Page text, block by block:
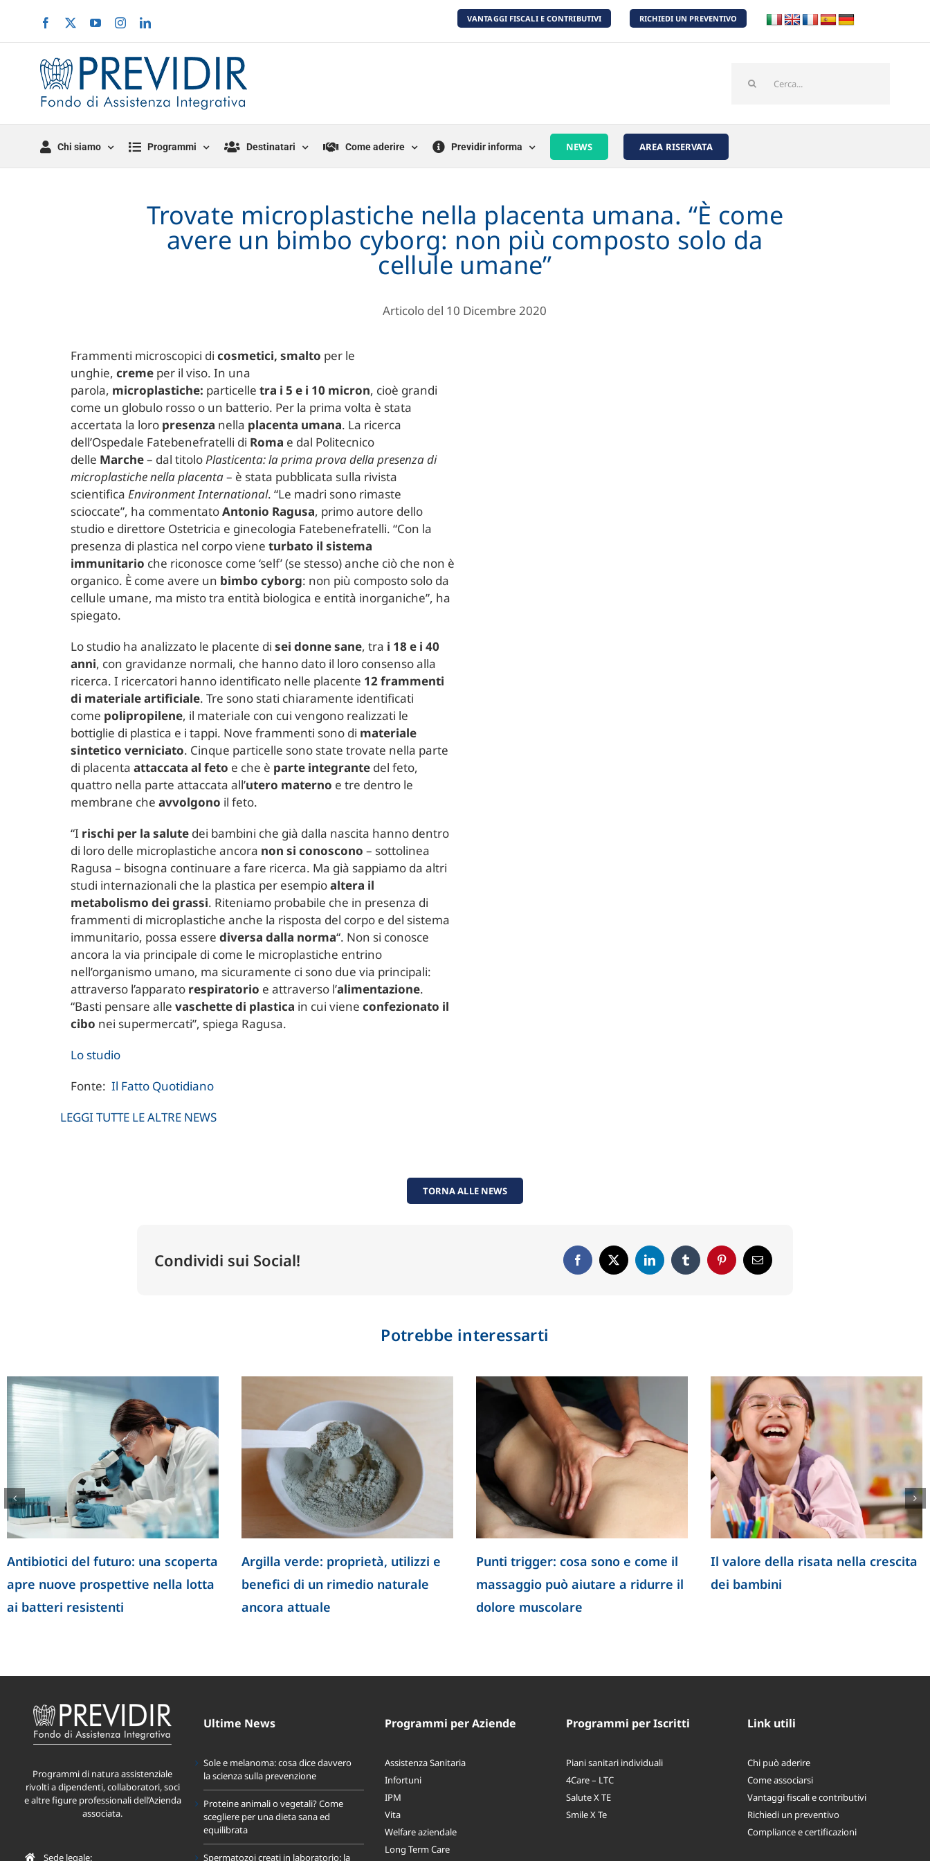
contenuto
Facebook
X YouTubeInstagramLinkedIn VANTAGGI FISCALI E CONTRIBUTIVI RICHIEDI UN PREVENTIVO
per:
Chi siamo Programmi Destinatari Come aderire Previdir informa NEWS AREA RISERVATA
Trovate microplastiche nella placenta umana. “È come
avere un bimbo cyborg: non più composto solo da
cellule umane”
Articolo del 10 Dicembre 2020
Frammenti microscopici di cosmetici, smalto per le
unghie, creme per il viso. In una
parola, microplastiche: particelle tra i 5 e i 10 micron, cioè grandi
come un globulo rosso o un batterio. Per la prima volta è stata
accertata la loro presenza nella placenta umana. La ricerca
dell’Ospedale Fatebenefratelli di Roma e dal Politecnico
delle Marche– dal titoloPlasticenta: la prima prova della presenza di
microplastiche nella placenta– è stata pubblicata sulla rivista
scientifica Environment International. “Le madri sono rimaste
scioccate”, ha commentatoAntonio Ragusa, primo autore dello
studio e direttore Ostetricia e ginecologia Fatebenefratelli. “Con la
presenza di plastica nel corpo viene turbato il sistema
immunitario che riconosce come ‘self’ (se stesso) anche ciò che non è
organico. È come avere un bimbo cyborg: non più composto solo da
cellule umane, ma misto tra entità biologica e entità inorganiche”, ha
spiegato.
Lo studio ha analizzato le placente di sei donne sane, tra i 18 e i 40
anni, con gravidanze normali, che hanno dato il loro consenso alla
ricerca. I ricercatori hanno identificato nelle placente 12 frammenti
di materiale artificiale. Tre sono stati chiaramente identificati
come polipropilene, il materiale con cui vengono realizzati le
bottiglie di plastica e i tappi. Nove frammenti sono di materiale
sintetico verniciato. Cinque particelle sono state trovate nella parte
di placenta attaccata al feto e che è parte integrante del feto,
quattro nella parte attaccata all’utero materno e tre dentro le
membrane che avvolgono il feto.
“I rischi per la salute dei bambini che già dalla nascita hanno dentro
di loro delle microplastiche ancora non si conoscono – sottolinea
Ragusa – bisogna continuare a fare ricerca. Ma già sappiamo da altri
studi internazionali che la plastica per esempioaltera il
metabolismo dei grassi. Riteniamo probabile che in presenza di
frammenti di microplastiche anche la risposta del corpo e del sistema
immunitario, possa essere diversa dalla norma“. Non si conosce
ancora la via principale di come le microplastiche entrino
nell’organismo umano, ma sicuramente ci sono due via principali:
attraverso l’apparato respiratorio e attraverso l’alimentazione.
“Basti pensare alle vaschette di plastica in cui viene confezionato il
cibo nei supermercati”, spiega Ragusa.
Lo studio
Fonte: Il Fatto Quotidiano
LEGGI TUTTE LE ALTRE NEWS
TORNA ALLE NEWS
Condividi sui Social!
Potrebbe interessarti
Antibiotici del futuro: una scoperta
apre nuove prospettive nella lotta
ai batteri resistenti
Argilla verde: proprietà, utilizzi e
benefici di un rimedio naturale
ancora attuale
Punti trigger: cosa sono e come il
massaggio può aiutare a ridurre il
dolore muscolare
Il valore della risata nella crescita
dei bambini
Programmi di natura assistenziale
rivolti a dipendenti, collaboratori, soci
e altre figure professionali dell’Azienda
associata.
Sede legale:
Ultime News
Sole e melanoma: cosa dice davvero
la scienza sulla prevenzione
Proteine animali o vegetali? Come
scegliere per una dieta sana ed
equilibrata
Spermatozoi creati in laboratorio: la
Programmi per Aziende
Assistenza Sanitaria
Infortuni
IPM
Vita
Welfare aziendale
Long Term Care
Programmi per Iscritti
Piani sanitari individuali
4Care – LTC
Salute X TE
Smile X Te
Link utili
Chi può aderire
Come associarsi
Vantaggi fiscali e contributivi
Richiedi un preventivo
Compliance e certificazioni